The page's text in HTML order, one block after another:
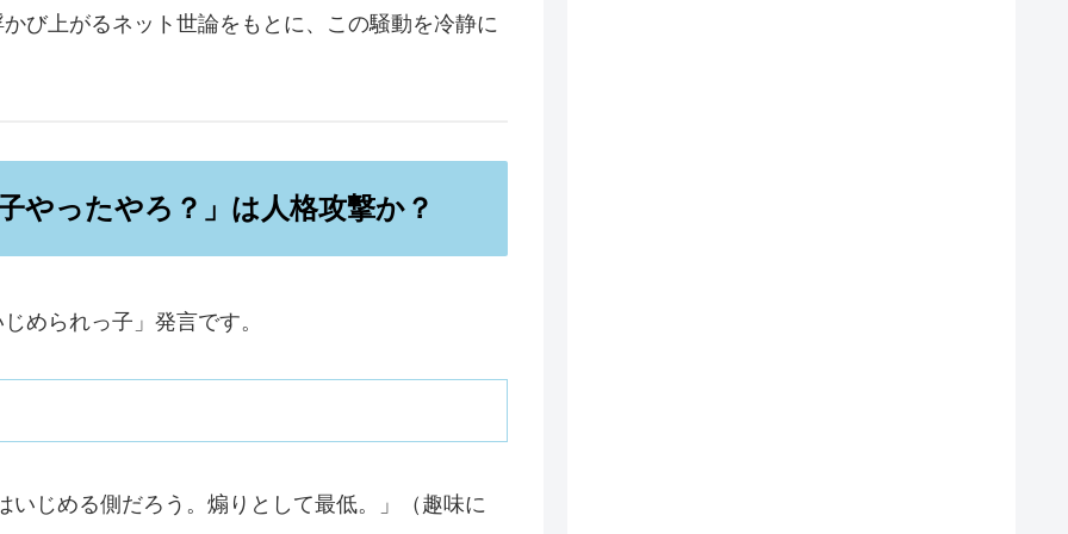
び上がるネット世論をもとに、この騒動を冷静に
やったやろ？」は人格攻撃か？
められっ子」発言です。
じめる側だろう。煽りとして最低。」（趣味に